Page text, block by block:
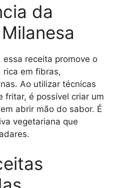
da
receita promove o
rica em fibras,
Ao utilizar técnicas
fritar, é possível criar um
abrir mão do sabor. É
vegetariana que